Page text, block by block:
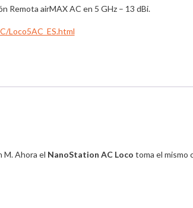
Remota airMAX AC en 5 GHz – 13 dBi.
Loco5AC_ES.html
M. Ahora el NanoStation AC Loco toma el mismo